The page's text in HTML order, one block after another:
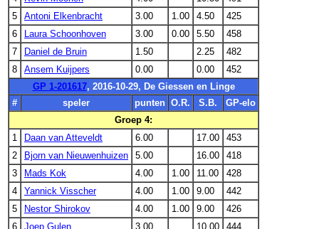
5
Antoni Elkenbracht 3.00 1.00 4.50
425
6
Laura Schoonhoven 3.00 0.00 5.50
458
7
Daniel de Bruin 1.50 2.25
482
8
Ansem Kuijpers 0.00 0.00
452
GP 1-201617, 2016-10-29, De Giessen en Linge
#
speler punten O.R. S.B.
GP-elo
Groep 4:
1
Daan van Atteveldt 6.00 17.00
453
2
Bjorn van Nieuwenhuizen 5.00 16.00
418
3
Mads Kok 4.00 1.00 11.00
428
4
Yannick Visscher 4.00 1.00 9.00
442
5
Nestor Shirokov 4.00 1.00 9.00
426
6
Joep Gulen 3.00 10.00 444